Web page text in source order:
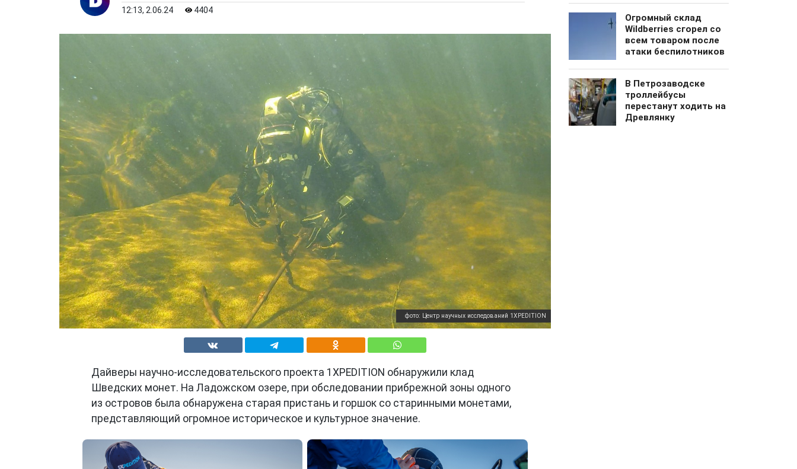
12:13, 2.06.24 4404
фото: Центр научных исследований 1XPEDITION
Дайверы научно-исследовательского проекта 1XPEDITION обнаружили клад
Шведских монет. На Ладожском озере, при обследовании прибрежной зоны одного
из островов была обнаружена старая пристань и горшок со старинными монетами,
представляющий огромное историческое и культурное значение.
Огромный cклад
Wildberries сгорел со
всем товаром после
атаки беспилотников
В Петрозаводске
троллейбусы
перестанут ходить на
Древлянку